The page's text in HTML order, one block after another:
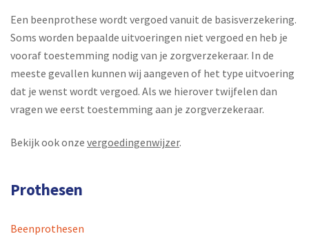
Een beenprothese wordt vergoed vanuit de basisverzekering.
Soms worden bepaalde uitvoeringen niet vergoed en heb je
vooraf toestemming nodig van je zorgverzekeraar. In de
meeste gevallen kunnen wij aangeven of het type uitvoering
dat je wenst wordt vergoed. Als we hierover twijfelen dan
vragen we eerst toestemming aan je zorgverzekeraar.
Bekijk ook onze vergoedingenwijzer.
Prothesen
Beenprothesen